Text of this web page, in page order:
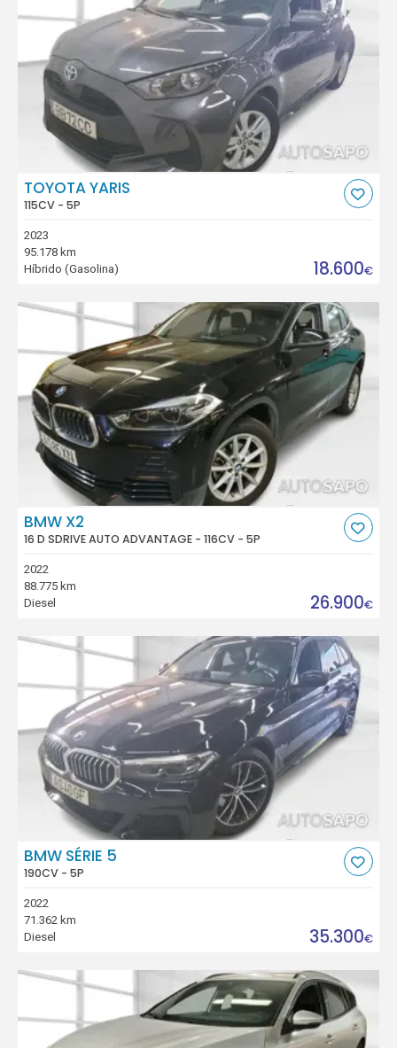
TOYOTA YARIS
115CV - 5P
2023
95.178 km
Híbrido (Gasolina)
18.600€
BMW X2
16 D SDRIVE AUTO ADVANTAGE - 116CV - 5P
2022
88.775 km
Diesel
26.900€
BMW SÉRIE 5
190CV - 5P
2022
71.362 km
Diesel
35.300€